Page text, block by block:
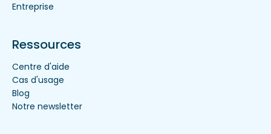
Entreprise
Ressources
Centre d'aide
Cas d'usage
Blog
Notre newsletter